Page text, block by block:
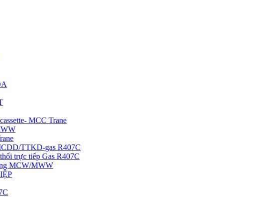
MCC Trane
TTKD-gas R407C
trực tiếp Gas R407C
MCW/MWW